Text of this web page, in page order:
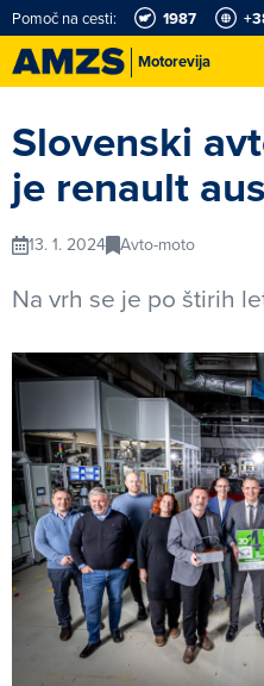
Motorevija
Pomoč na cesti: 1987
Slovenski
je renault
13. 1. 2024 Avto-moto
Na vrh se je po štirih